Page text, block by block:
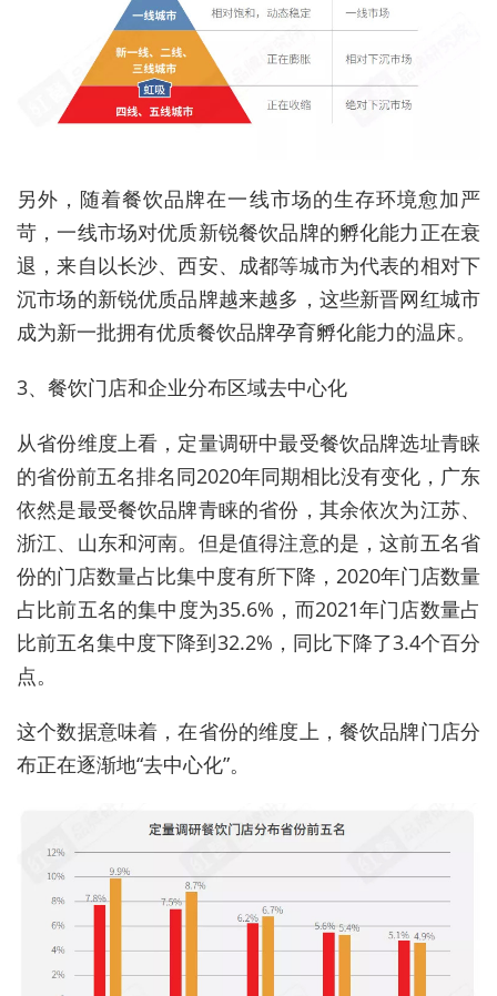
另外，随着餐饮品牌在一线市场的生存环境愈加严
苛，一线市场对优质新锐餐饮品牌的孵化能力正在衰
退，来自以长沙、西安、成都等城市为代表的相对下
沉市场的新锐优质品牌越来越多，这些新晋网红城市
成为新一批拥有优质餐饮品牌孕育孵化能力的温床。
3、餐饮门店和企业分布区域去中心化
从省份维度上看，定量调研中最受餐饮品牌选址青睐
的省份前五名排名同2020年同期相比没有变化，广东
依然是最受餐饮品牌青睐的省份，其余依次为江苏、
浙江、山东和河南。但是值得注意的是，这前五名省
份的门店数量占比集中度有所下降，2020年门店数量
占比前五名的集中度为35.6%，而2021年门店数量占
比前五名集中度下降到32.2%，同比下降了3.4个百分
点。
这个数据意味着，在省份的维度上，餐饮品牌门店分
布正在逐渐地“去中心化”。